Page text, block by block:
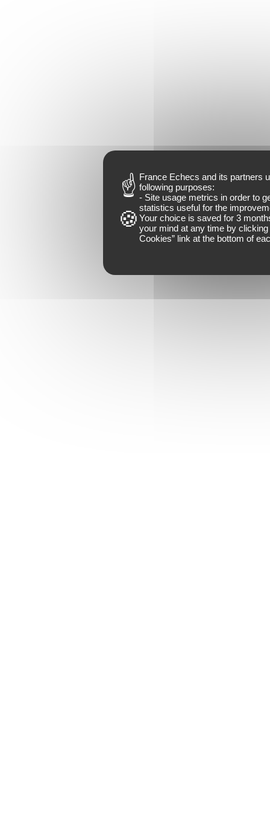
France Echecs and its partners
following purposes:
- Site usage metrics in order to
statistics useful for the
Your choice is saved for 3
your mind at any time by clicking
Cookies” link at the bottom of